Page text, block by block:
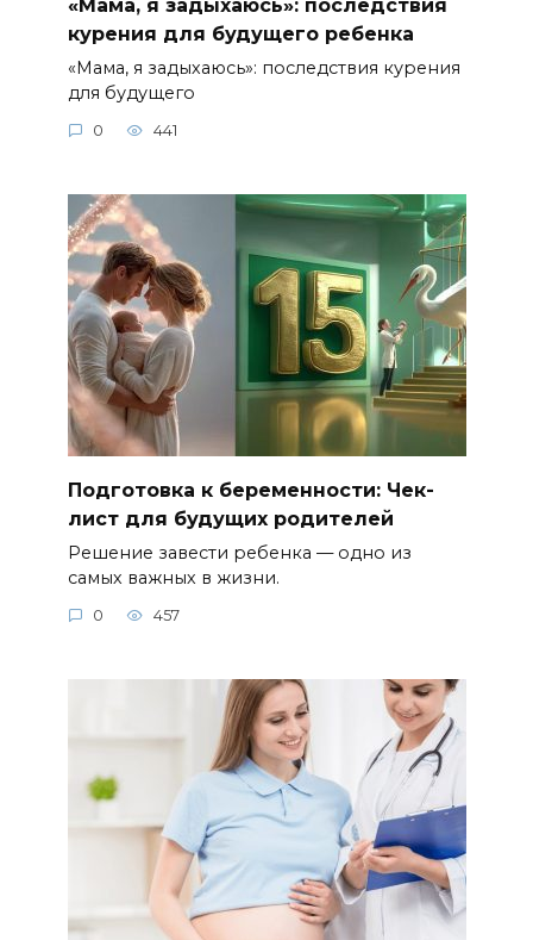
«Мама, я задыхаюсь»: последствия
курения для будущего ребенка
«Мама, я задыхаюсь»: последствия курения
для будущего
0 441
Подготовка к беременности: Чек-
лист для будущих родителей
Решение завести ребенка — одно из
самых важных в жизни.
0 457